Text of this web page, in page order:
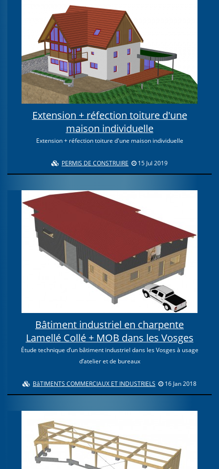
Extension + réfection toiture d'une
maison individuelle
Extension + réfection toiture d'une maison individuelle
PERMIS DE CONSTRUIRE 15 Jul 2019
Bâtiment industriel en charpente
Lamellé Collé + MOB dans les Vosges
Étude technique d’un bâtiment industriel dans les Vosges à usage
d’atelier et de bureaux
BâTIMENTS COMMERCIAUX ET INDUSTRIELS 16 Jan 2018